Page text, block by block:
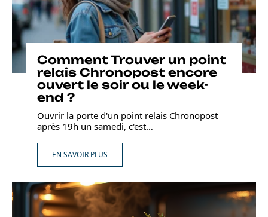
Comment Trouver un point
relais Chronopost encore
ouvert le soir ou le week-
end ?
Ouvrir la porte d'un point relais Chronopost
après 19h un samedi, c'est…
EN SAVOIR PLUS